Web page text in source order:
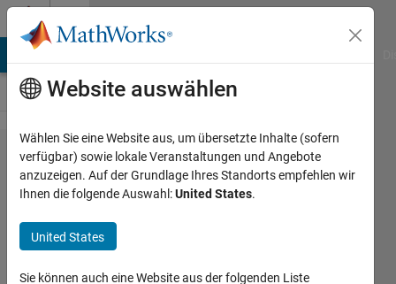
Weiter zum Inhalt
Problem
45405.
05
Website auswählen
Wählen Sie eine Website aus, um übersetzte Inhalte (sofern
verfügbar) sowie lokale Veranstaltungen und Angebote
anzuzeigen. Auf der Grundlage Ihres Standorts empfehlen wir
Ihnen die folgende Auswahl:United States.
United States
Sie können auch eine Website aus der folgenden Liste